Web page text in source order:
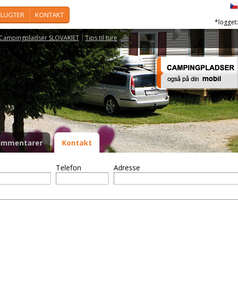
KONTAKT
Campingpladser SLOVAKIET Tips til ture
*logget:
Kontakt
Telefon Adresse